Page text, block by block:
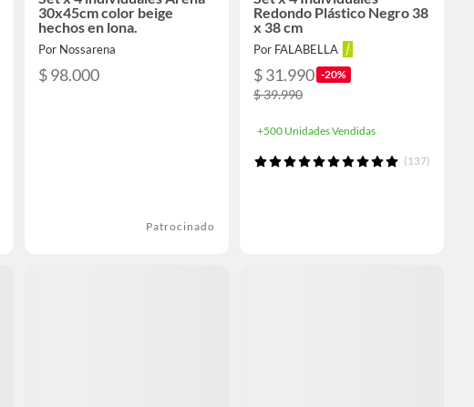
30x45cm color beige
hechos en lona.
Por Nossarena
$ 98.000
Patrocinado
Redondo Plástico Negro 38
x 38 cm
Por FALABELLA
$ 31.990 -20%
$ 39.990
+500 Unidades Vendidas
(137)